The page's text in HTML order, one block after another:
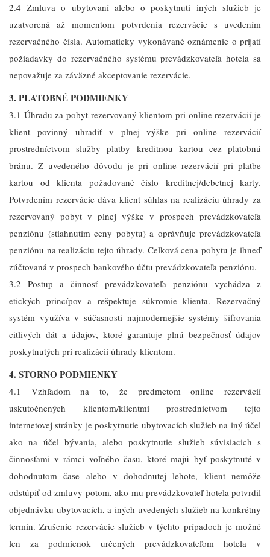
2.4 Zmluva o ubytovaní alebo o poskytnutí iných služieb je
uzatvorená až momentom potvrdenia rezervácie s uvedením
rezervačného čísla. Automaticky vykonávané oznámenie o prijatí
požiadavky do rezervačného systému prevádzkovateľa hotela sa
nepovažuje za záväzné akceptovanie rezervácie.
3. PLATOBNÉ PODMIENKY
3.1 Úhradu za pobyt rezervovaný klientom pri online rezervácií je
klient povinný uhradiť v plnej výške pri online rezervácií
prostredníctvom služby platby kreditnou kartou cez platobnú
bránu. Z uvedeného dôvodu je pri online rezervácií pri platbe
kartou od klienta požadované číslo kreditnej/debetnej karty.
Potvrdením rezervácie dáva klient súhlas na realizáciu úhrady za
rezervovaný pobyt v plnej výške v prospech prevádzkovateľa
penziónu (stiahnutím ceny pobytu) a oprávňuje prevádzkovateľa
penziónu na realizáciu tejto úhrady. Celková cena pobytu je ihneď
zúčtovaná v prospech bankového účtu prevádzkovateľa penziónu.
3.2 Postup a činnosť prevádzkovateľa penziónu vychádza z
etických princípov a rešpektuje súkromie klienta. Rezervačný
systém využíva v súčasnosti najmodernejšie systémy šifrovania
citlivých dát a údajov, ktoré garantuje plnú bezpečnosť údajov
poskytnutých pri realizácii úhrady klientom.
4. STORNO PODMIENKY
4.1 Vzhľadom na to, že predmetom online rezervácií
uskutočnených klientom/klientmi prostredníctvom tejto
internetovej stránky je poskytnutie ubytovacích služieb na iný účel
ako na účel bývania, alebo poskytnutie služieb súvisiacich s
činnosťami v rámci voľného času, ktoré majú byť poskytnuté v
dohodnutom čase alebo v dohodnutej lehote, klient nemôže
odstúpiť od zmluvy potom, ako mu prevádzkovateľ hotela potvrdil
objednávku ubytovacích, a iných uvedených služieb na konkrétny
termín. Zrušenie rezervácie služieb v týchto prípadoch je možné
len za podmienok určených prevádzkovateľom hotela v